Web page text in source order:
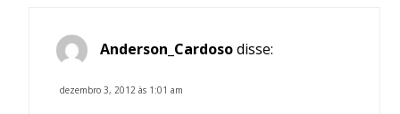
Anderson_Cardoso disse:
dezembro 3, 2012 às 1:01 am